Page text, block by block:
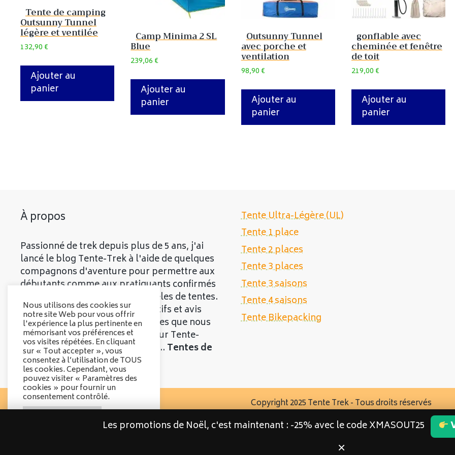
Tente de camping
Outsunny Tunnel
légère et ventilée
132,90€
Ajouter au
panier
Camp Minima 2 SL
Blue
239,06€
Ajouter au
panier
Outsunny Tunnel
avec porche et
ventilation
98,90€
Ajouter au
panier
gonflable avec
cheminée et fenêtre
de toit
219,00€
Ajouter au
panier
À propos
Passionné de trek depuis plus de 5 ans, j'ai
lancé le blog Tente-Trek à l'aide de quelques
compagnons d'aventure pour permettre aux
débutants comme aux pratiquants confirmés
de découvrir les meilleurs modèles de tentes.
Vous trouverez divers comparatifs et avis
objectifs sur les différentes tentes que nous
vous présenterons. Bienvenue sur Tente-
Trek, le comparatif qui parle de... Tentes de
Trek!
Tente Ultra-Légère (UL)
Tente 1 place
Tente 2 places
Tente 3 places
Tente 3 saisons
Tente 4 saisons
Tente Bikepacking
Copyright 2025 Tente Trek - Tous droits réservés
Nous utilisons des cookies sur
notre site Web pour vous offrir
l'expérience la plus pertinente en
mémorisant vos préférences et
vos visites répétées. En cliquant
sur « Tout accepter », vous
consentez à l’utilisation de TOUS
les cookies. Cependant, vous
pouvez visiter « Paramètres des
cookies » pour fournir un
consentement contrôlé.
Les promotions de Noël, c'est maintenant : -25% avec le code XMASOUT25
×